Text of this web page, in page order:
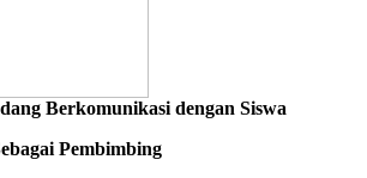
Berkomunikasi dengan Siswa
Pembimbing